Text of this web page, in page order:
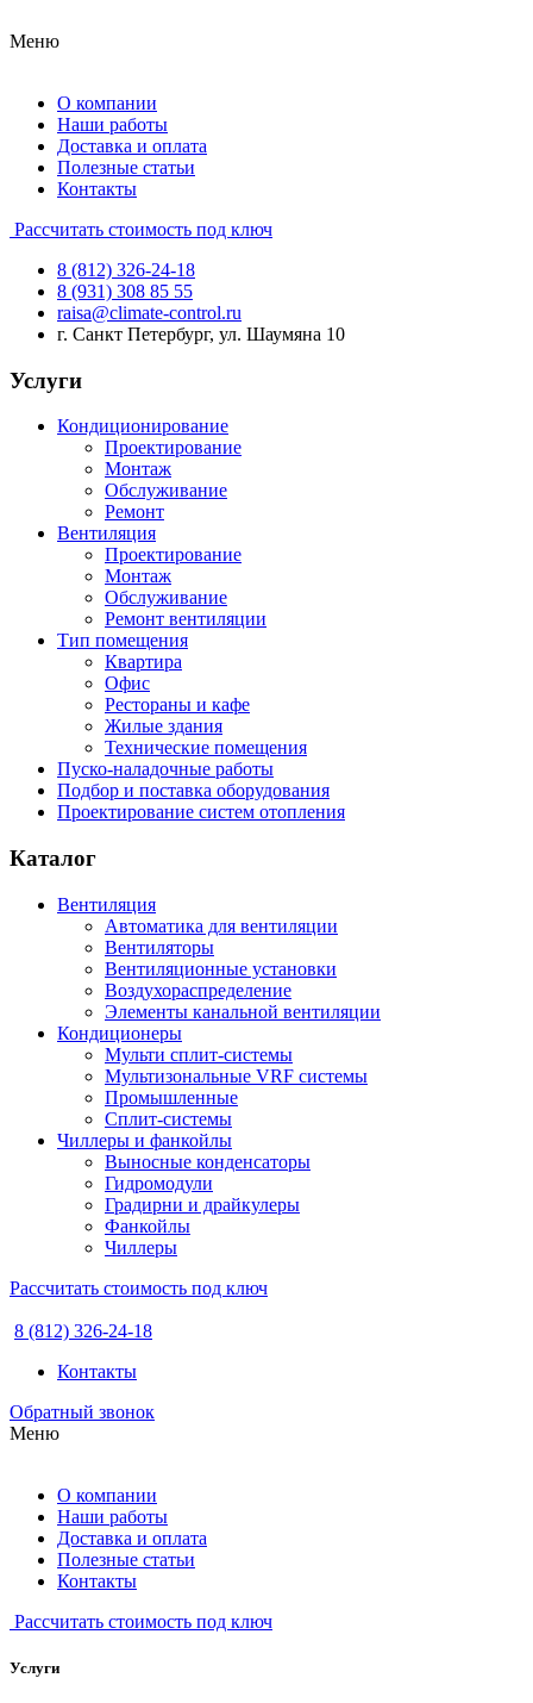
Меню
О компании
Наши работы
Доставка и оплата
Полезные статьи
Контакты
Рассчитать стоимость под ключ
8 (812) 326-24-18
8 (931) 308 85 55
raisa@climate-control.ru
г. Санкт Петербург, ул. Шаумяна 10
Услуги
Кондиционирование
Проектирование
Монтаж
Обслуживание
Ремонт
Вентиляция
Проектирование
Монтаж
Обслуживание
Ремонт вентиляции
Тип помещения
Квартира
Офис
Рестораны и кафе
Жилые здания
Технические помещения
Пуско-наладочные работы
Подбор и поставка оборудования
Проектирование систем отопления
Каталог
Вентиляция
Автоматика для вентиляции
Вентиляторы
Вентиляционные установки
Воздухораспределение
Элементы канальной вентиляции
Кондиционеры
Мульти сплит-системы
Мультизональные VRF системы
Промышленные
Сплит-системы
Чиллеры и фанкойлы
Выносные конденсаторы
Гидромодули
Градирни и драйкулеры
Фанкойлы
Чиллеры
Рассчитать стоимость под ключ
8 (812) 326-24-18
Контакты
Обратный звонок
Меню
О компании
Наши работы
Доставка и оплата
Полезные статьи
Контакты
Рассчитать стоимость под ключ
Услуги